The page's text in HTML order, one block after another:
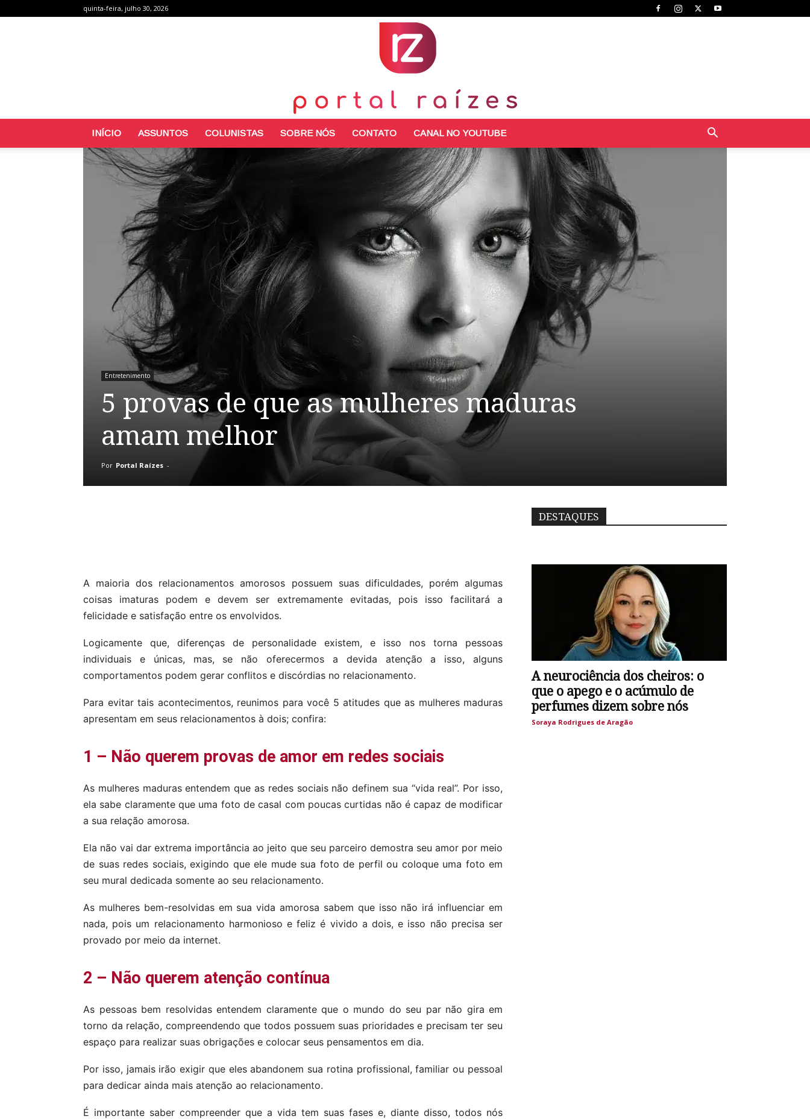
quinta-feira, julho 30, 2026
Portal
Raízes
INÍCIO ASSUNTOS COLUNISTAS SOBRE NÓS CONTATO CANAL NO YOUTUBE
Entretenimento
5 provas de que as mulheres maduras
amam melhor
Por Portal Raízes -
A maioria dos relacionamentos amorosos possuem suas dificuldades, porém algumas
coisas imaturas podem e devem ser extremamente evitadas, pois isso facilitará a
felicidade e satisfação entre os envolvidos.
Logicamente que, diferenças de personalidade existem, e isso nos torna pessoas
individuais e únicas, mas, se não oferecermos a devida atenção a isso, alguns
comportamentos podem gerar conflitos e discórdias no relacionamento.
Para evitar tais acontecimentos, reunimos para você 5 atitudes que as mulheres maduras
apresentam em seus relacionamentos à dois; confira:
1 – Não querem provas de amor em redes sociais
As mulheres maduras entendem que as redes sociais não definem sua “vida real”. Por isso,
ela sabe claramente que uma foto de casal com poucas curtidas não é capaz de modificar
a sua relação amorosa.
Ela não vai dar extrema importância ao jeito que seu parceiro demostra seu amor por meio
de suas redes sociais, exigindo que ele mude sua foto de perfil ou coloque uma foto em
seu mural dedicada somente ao seu relacionamento.
As mulheres bem-resolvidas em sua vida amorosa sabem que isso não irá influenciar em
nada, pois um relacionamento harmonioso e feliz é vivido a dois, e isso não precisa ser
provado por meio da internet.
2 – Não querem atenção contínua
As pessoas bem resolvidas entendem claramente que o mundo do seu par não gira em
torno da relação, compreendendo que todos possuem suas prioridades e precisam ter seu
espaço para realizar suas obrigações e colocar seus pensamentos em dia.
Por isso, jamais irão exigir que eles abandonem sua rotina profissional, familiar ou pessoal
para dedicar ainda mais atenção ao relacionamento.
É importante saber compreender que a vida tem suas fases e, diante disso, todos nós
DESTAQUES
A neurociência dos cheiros: o
que o apego e o acúmulo de
perfumes dizem sobre nós
Soraya Rodrigues de Aragão